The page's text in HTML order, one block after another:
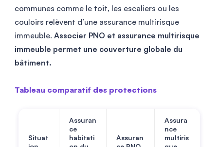
communes comme le toit, les escaliers ou les
couloirs relèvent d’une assurance multirisque
immeuble. Associer PNO et assurance multirisque
immeuble permet une couverture globale du
bâtiment.
Tableau comparatif des protections
Situat
Assuran
ce
habitati
Assuran
Assura
nce
multiris